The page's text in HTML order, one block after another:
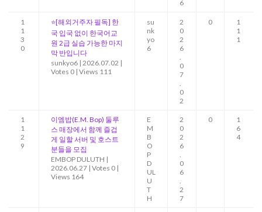
6
1
1
3
0
⭐[해외거주자 필독] 한
국 입국 없이 한국어교
원 2급 실습 가능한 마지
막 반입니다
sunkyo6 | 2026.07.02 |
Votes 0 | Views 111
su
nk
yo
6
2
0
2
6
.
0
7
.
0
2
0
1
1
1
1
1
2
9
이엠밥(E.M. Bop) 둘루
스 매장에서 함께 즐겁
게 일할 서버 및 호스트
분들을 모집
EMBOP DULUTH |
2026.06.27 | Votes 0 |
Views 164
E
M
B
O
P
D
UL
U
T
H
2
0
2
6
.
0
6
.
2
7
0
1
6
4